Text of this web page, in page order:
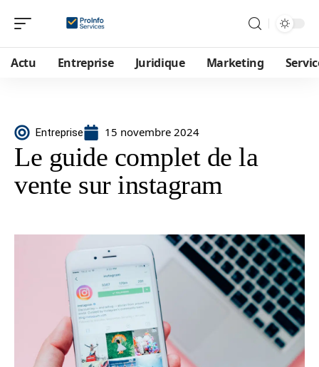
Actu Entreprise Juridique Marketing
Entreprise 15 novembre 2024
Le guide complet de la
vente sur instagram